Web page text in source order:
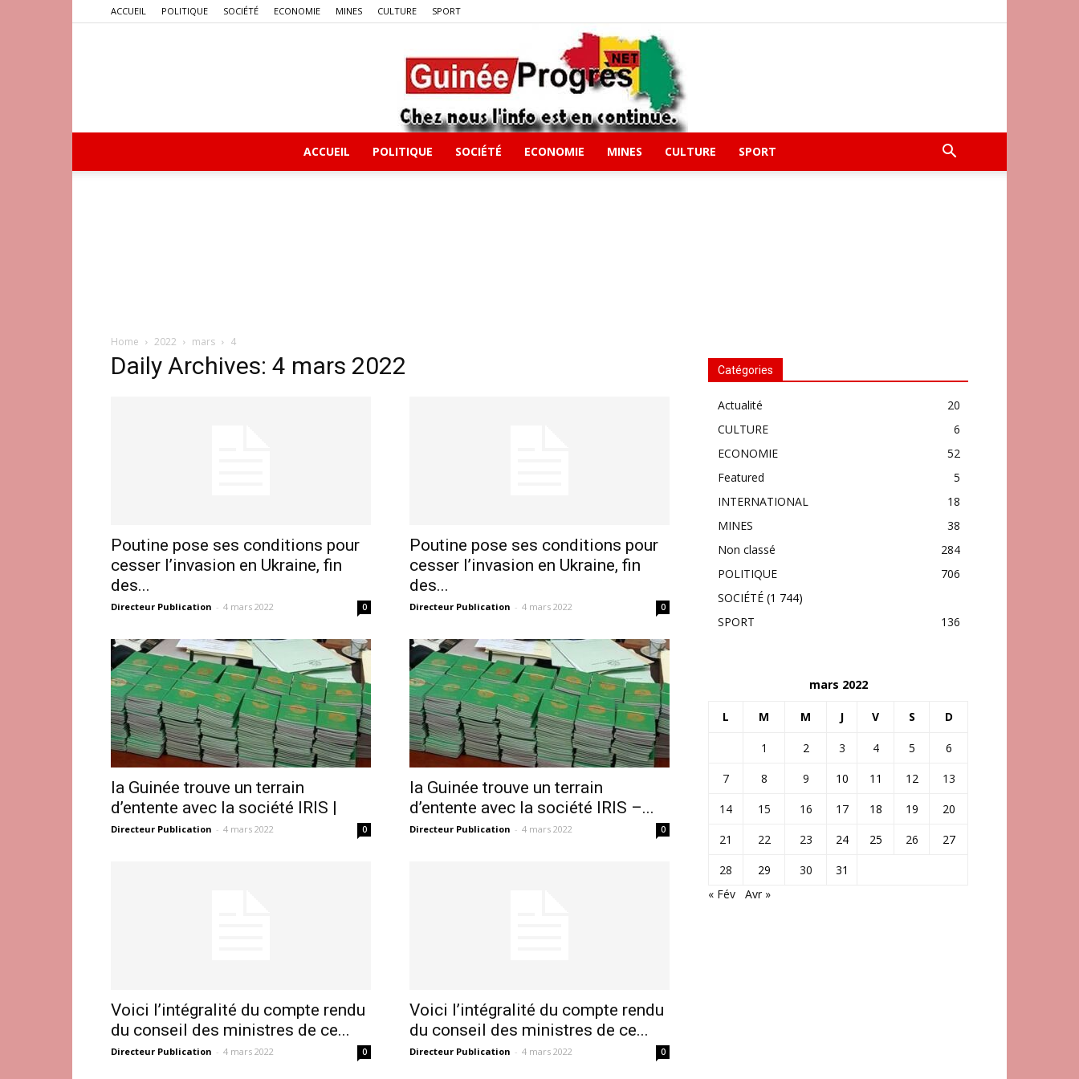
ACCUEIL POLITIQUE SOCIÉTÉ ECONOMIE MINES CULTURE SPORT
ACCUEIL POLITIQUE SOCIÉTÉ ECONOMIE MINES CULTURE SPORT
Home 2022 mars 4
Daily Archives: 4 mars 2022
Poutine pose ses conditions pour
cesser l’invasion en Ukraine, fin
des...
Directeur Publication - 4 mars 2022 0
Poutine pose ses conditions pour
cesser l’invasion en Ukraine, fin
des...
Directeur Publication - 4 mars 2022 0
la Guinée trouve un terrain
d’entente avec la société IRIS |
Directeur Publication - 4 mars 2022 0
la Guinée trouve un terrain
d’entente avec la société IRIS –...
Directeur Publication - 4 mars 2022 0
Voici l’intégralité du compte rendu
du conseil des ministres de ce...
Directeur Publication - 4 mars 2022 0
Voici l’intégralité du compte rendu
du conseil des ministres de ce...
Directeur Publication - 4 mars 2022 0
Catégories
Actualité
20
CULTURE
6
ECONOMIE
52
Featured
5
INTERNATIONAL
18
MINES
38
Non classé
284
POLITIQUE
706
SOCIÉTÉ (1 744)
SPORT
136
mars 2022
L M M J V S D
1 2 3 4 5
6
7
8 9 10 11 12
13
14
15 16 17 18 19
20
21
22 23 24 25 26
27
28
29 30
31
« Fév
Avr »